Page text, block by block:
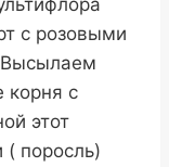
с розовыми
корня с
этот
( поросль)